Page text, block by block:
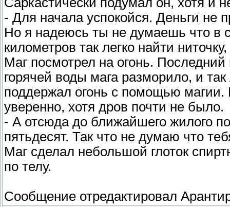
- Для начала успокойся. Деньги
Но я надеюсь ты не думаешь что в
километров так легко найти
Маг посмотрел на огонь.
горячей воды мага разморило, и
поддержал огонь с помощью магии.
уверенно, хотя дров почти не было.
- А отсюда до ближайшего жилого
пятьдесят. Так что не думаю что
Маг сделал небольшой глоток
по телу.
Сообщение отредактировал